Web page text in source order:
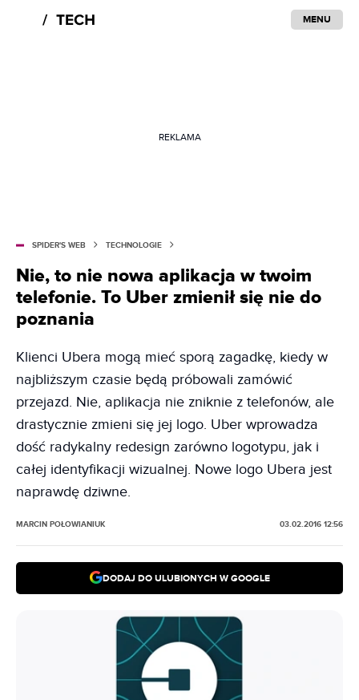
MENU
REKLAMA
SPIDER'S WEB TECHNOLOGIE
Nie, to nie nowa aplikacja w twoim
telefonie. To Uber zmienił się nie do
poznania
Klienci Ubera mogą mieć sporą zagadkę, kiedy w
najbliższym czasie będą próbowali zamówić
przejazd. Nie, aplikacja nie zniknie z telefonów, ale
drastycznie zmieni się jej logo. Uber wprowadza
dość radykalny redesign zarówno logotypu, jak i
całej identyfikacji wizualnej. Nowe logo Ubera jest
naprawdę dziwne.
MARCIN POŁOWIANIUK 03.02.2016 12:56
DODAJ DO ULUBIONYCH W GOOGLE